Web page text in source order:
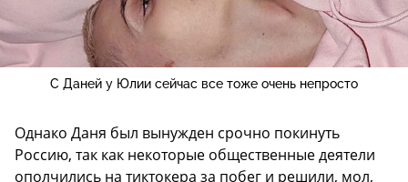
С Даней у Юлии сейчас все тоже очень непросто
Однако Даня был вынужден срочно покинуть
Россию, так как некоторые общественные деятели
ополчились на тиктокера за побег и решили, мол,